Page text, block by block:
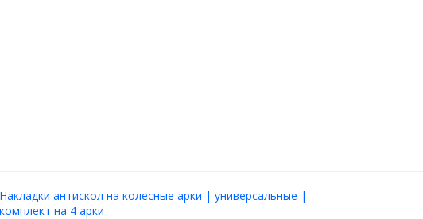
Накладки антискол на колесные арки | универсальные |
комплект на 4 арки